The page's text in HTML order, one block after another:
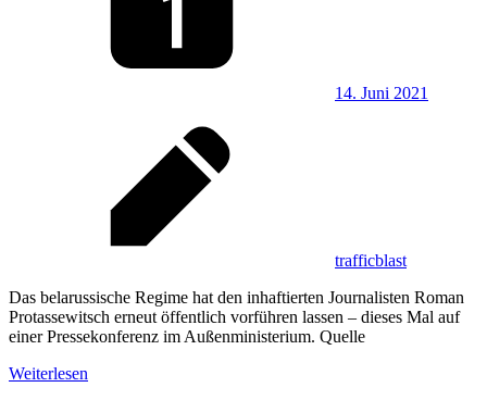
14. Juni 2021
trafficblast
Das belarussische Regime hat den inhaftierten Journalisten Roman
Protassewitsch erneut öffentlich vorführen lassen – dieses Mal auf
einer Pressekonferenz im Außenministerium. Quelle
Weiterlesen